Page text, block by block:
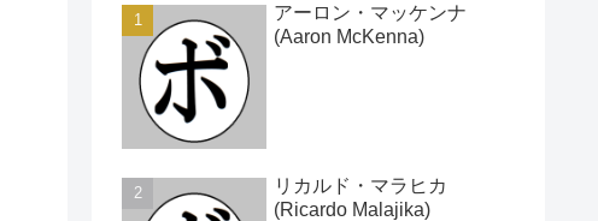
アーロン・マッケンナ
(Aaron McKenna)
リカルド・マラヒカ
(Ricardo Malajika)